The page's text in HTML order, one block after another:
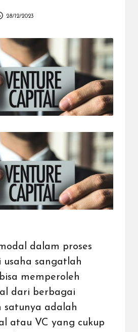
28/12/2023
dalam proses
usaha sangatlah
memperoleh
dari berbagai
satunya adalah
atau VC yang cukup